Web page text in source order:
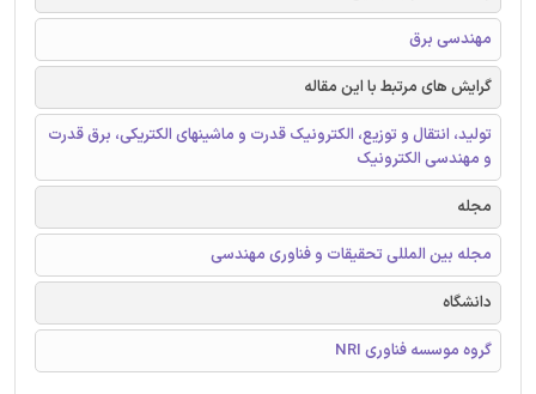
مهندسی برق
گرایش های مرتبط با این مقاله
تولید، انتقال و توزیع، الکترونیک قدرت و ماشینهای الکتریکی، برق قدرت
و مهندسی الکترونیک
مجله
مجله بین المللی تحقیقات و فناوری مهندسی
دانشگاه
گروه موسسه فناوری NRI